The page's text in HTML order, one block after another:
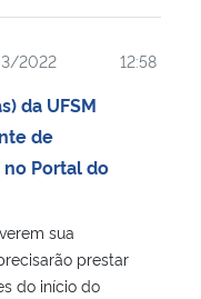
2022 12:58
da UFSM
de
Portal do
sua
prestar
do início do